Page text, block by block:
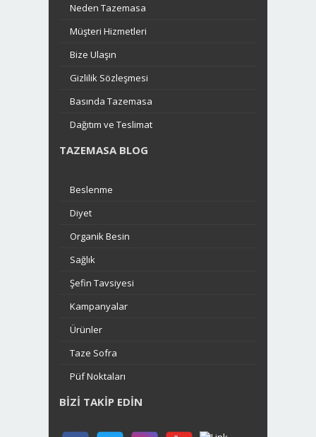
Neden Tazemasa
Müşteri Hizmetleri
Bize Ulaşın
Gizlilik Sözleşmesi
Basında Tazemasa
Dağıtım ve Teslimat
TAZEMASA BLOG
Beslenme
Diyet
Organik Besin
Sağlık
Şefin Tavsiyesi
Kampanyalar
Ürünler
Taze Sofra
Püf Noktaları
BIZI TAKIP EDIN